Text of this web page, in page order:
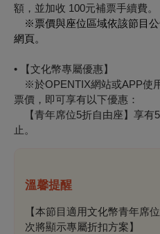
額，並加收 100元補票手續費。
※票價與座位區域依該節目
網頁。
• 【文化幣專屬優惠】
※於OPENTIX網站或APP使
票價，即可享有以下優惠：
【青年席位5折自由座】享有
止。
溫馨提醒
【本節目適用文化幣青年席
次將顯示專屬折扣方案】